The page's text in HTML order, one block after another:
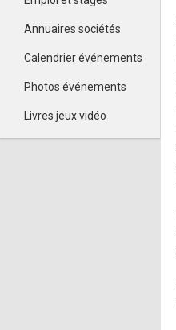
Contacter un modérateur
Facebook
Google+
Pinterest
Youtube
Annuaires sociétés
Calendrier événements
Photos événements
Livres jeux vidéo